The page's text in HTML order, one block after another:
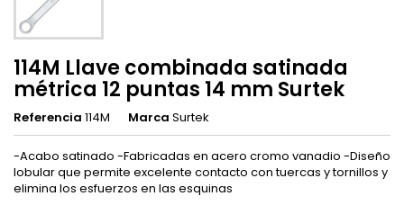
114M Llave combinada satinada
métrica 12 puntas 14 mm Surtek
Referencia 114M Marca Surtek
-Acabo satinado -Fabricadas en acero cromo vanadio -Diseño
lobular que permite excelente contacto con tuercas y tornillos y
elimina los esfuerzos en las esquinas